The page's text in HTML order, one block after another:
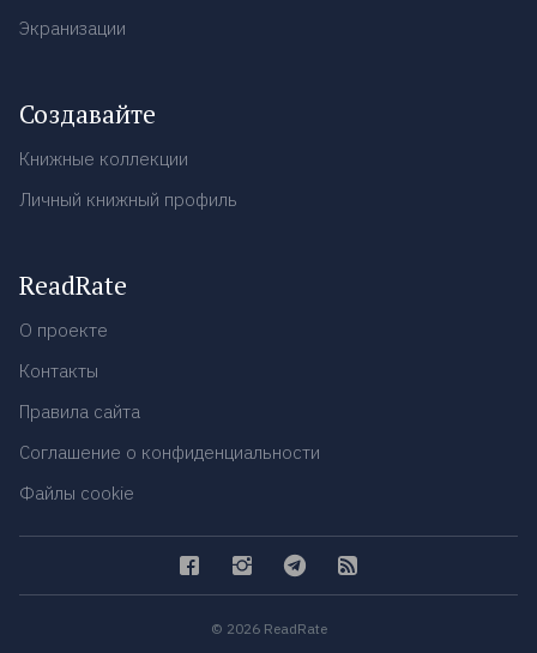
Экранизации
Создавайте
Книжные коллекции
Личный книжный профиль
ReadRate
О проекте
Контакты
Правила сайта
Соглашение о конфиденциальности
Файлы cookie
© 2026 ReadRate